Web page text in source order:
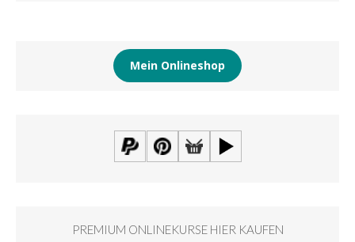
Mein Onlineshop
PREMIUM ONLINEKURSE HIER KAUFEN